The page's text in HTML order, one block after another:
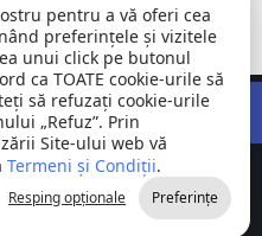
|
Tulcea
©
2026
Toate
drepturile
rezervate
Publice SRL
pentru a vă oferi cea
preferințele și vizitele
unui click pe butonul
ca TOATE cookie-urile să
să refuzați cookie-urile
„Refuz”. Prin
Site-ului web vă
Termeni și Condiții.
Resping opționale Preferințe